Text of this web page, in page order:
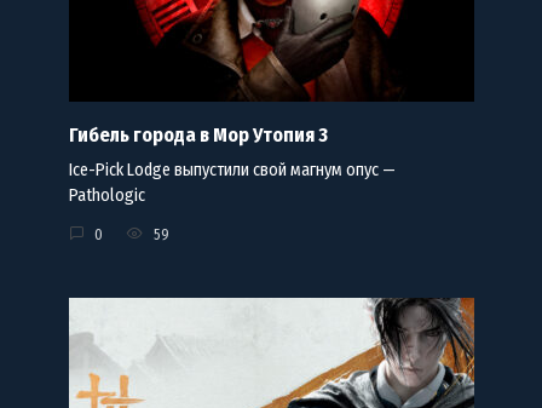
Гибель города в Мор Утопия 3
Ice-Pick Lodge выпустили свой магнум опус —
Pathologic
0 59